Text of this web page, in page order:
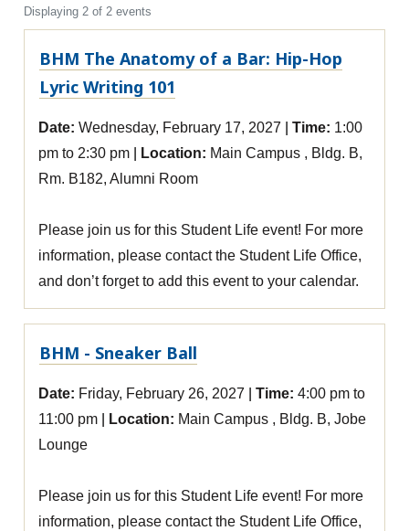
Displaying 2 of 2 events
BHM The Anatomy of a Bar: Hip-Hop
Lyric Writing 101
Date: Wednesday, February 17, 2027 Time: 1:00
pm to 2:30 pm
Location: Main Campus , Bldg. B,
Rm. B182, Alumni Room
Please join us for this Student Life event! For more
information, please contact the Student Life Office,
and don’t forget to add this event to your calendar.
BHM - Sneaker Ball
Date: Friday, February 26, 2027 Time: 4:00 pm to
11:00 pm
Location: Main Campus , Bldg. B, Jobe
Lounge
Please join us for this Student Life event! For more
information, please contact the Student Life Office,